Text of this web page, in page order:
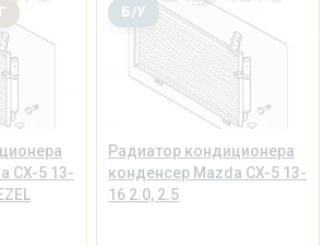
CX-5 13-
Радиатор кондиционера
конденсер Mazda CX-5 13-
16 2.0, 2.5
Б/У